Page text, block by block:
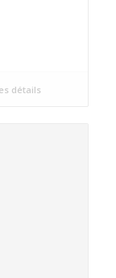
détails